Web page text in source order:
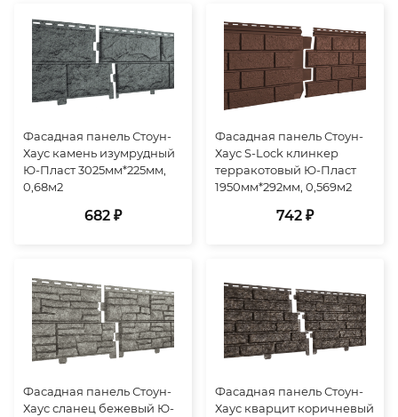
Фасадная панель Стоун-
Хаус камень изумрудный
Ю-Пласт 3025мм*225мм,
0,68м2
682 ₽
Фасадная панель Стоун-
Хаус S-Lock клинкер
терракотовый Ю-Пласт
1950мм*292мм, 0,569м2
742 ₽
Фасадная панель Стоун-
Хаус сланец бежевый Ю-
Фасадная панель Стоун-
Хаус кварцит коричневый